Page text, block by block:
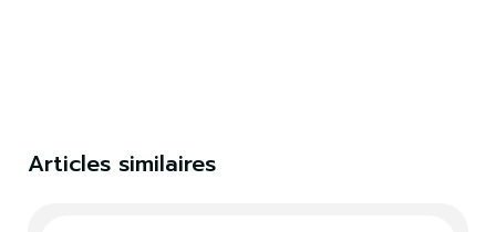
Articles similaires